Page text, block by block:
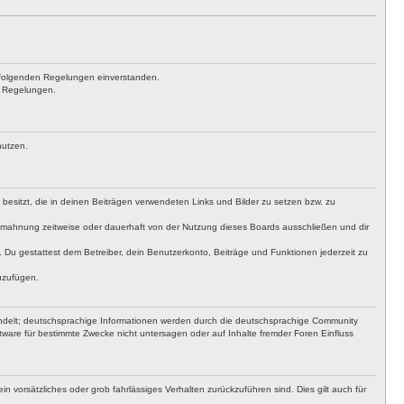
Regelungen einverstanden.
die in deinen Beiträgen verwendeten Links und Bilder zu setzen bzw. zu
zeitweise oder dauerhaft von der Nutzung dieses Boards ausschließen und dir
gestattest dem Betreiber, dein Benutzerkonto, Beiträge und Funktionen jederzeit zu
deutschsprachige Informationen werden durch die deutschsprachige Community
für bestimmte Zwecke nicht untersagen oder auf Inhalte fremder Foren Einfluss
vorsätzliches oder grob fahrlässiges Verhalten zurückzuführen sind. Dies gilt auch für